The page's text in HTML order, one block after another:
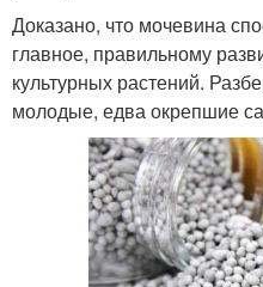
Доказано, что мочевина
главное, правильному
культурных растений.
молодые, едва окрепшие